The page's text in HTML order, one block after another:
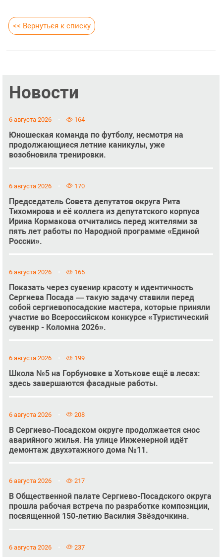
<< Вернуться к списку
Новости
6 августа 2026 164
Юношеская команда по футболу, несмотря на
продолжающиеся летние каникулы, уже
возобновила тренировки.
6 августа 2026 170
Председатель Совета депутатов округа Рита
Тихомирова и её коллега из депутатского корпуса
Ирина Кормакова отчитались перед жителями за
пять лет работы по Народной программе «Единой
России».
6 августа 2026 165
Показать через сувенир красоту и идентичность
Сергиева Посада — такую задачу ставили перед
собой сергиевопосадские мастера, которые приняли
участие во Всероссийском конкурсе «Туристический
сувенир - Коломна 2026».
6 августа 2026 199
Школа №5 на Горбуновке в Хотькове ещё в лесах:
здесь завершаются фасадные работы.
6 августа 2026 208
В Сергиево-Посадском округе продолжается снос
аварийного жилья. На улице Инженерной идёт
демонтаж двухэтажного дома №11.
6 августа 2026 217
В Общественной палате Сергиево-Посадского округа
прошла рабочая встреча по разработке композиции,
посвященной 150-летию Василия Звёздочкина.
6 августа 2026 237